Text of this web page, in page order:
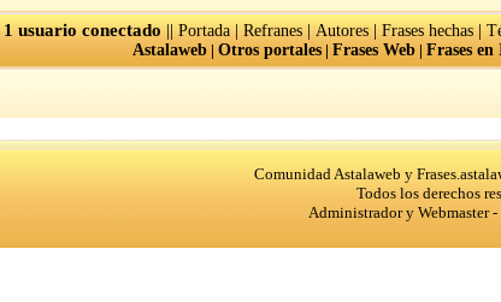
1 usuario conectado||Portada|Refranes|Autores|Frases hechas|
Astalaweb| Otros portales| Frases Web| Frases en
Comunidad Astalaweb y
Todos los derechos
Administrador y Webmaster